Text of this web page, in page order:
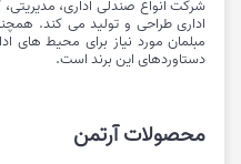
شرکت انواع صندلی اداری،
اداری طراحی و تولید می کند.
مبلمان مورد نیاز برای محیط های
دستاوردهای این برند است.
محصولات آرتمن